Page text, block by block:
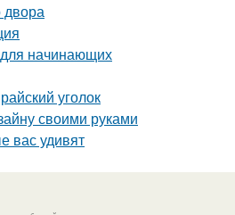
двора
начинающих
уголок
своими руками
вас удивят